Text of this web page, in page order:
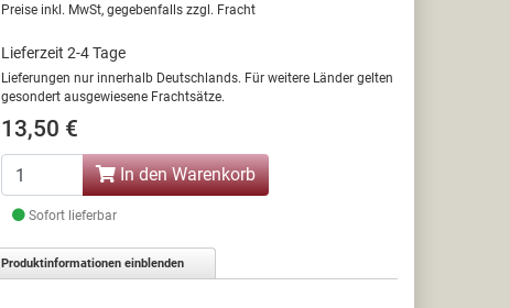
Preise inkl. MwSt, gegebenfalls zzgl. Fracht
Lieferzeit 2-4 Tage
Lieferungen nur innerhalb Deutschlands. Für weitere Länder gelten
gesondert ausgewiesene Frachtsätze.
13,50 €
In den Warenkorb
Sofort lieferbar
Produktinformationen einblenden